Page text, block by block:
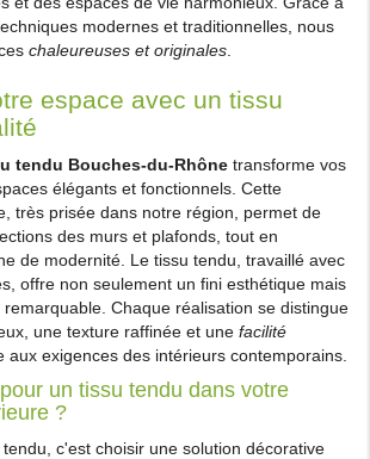
modernes et traditionnelles, nous
chaleureuses et originales
espace avec un tissu
tendu Bouches-du-Rhône transforme vos
élégants et fonctionnels. Cette
très prisée dans notre région, permet de
des murs et plafonds, tout en
de modernité. Le tissu tendu, travaillé avec
offre non seulement un fini esthétique mais
Chaque réalisation se distingue
une texture raffinée et une facilité
aux exigences des intérieurs contemporains.
un tissu tendu dans votre
?
c'est choisir une solution décorative